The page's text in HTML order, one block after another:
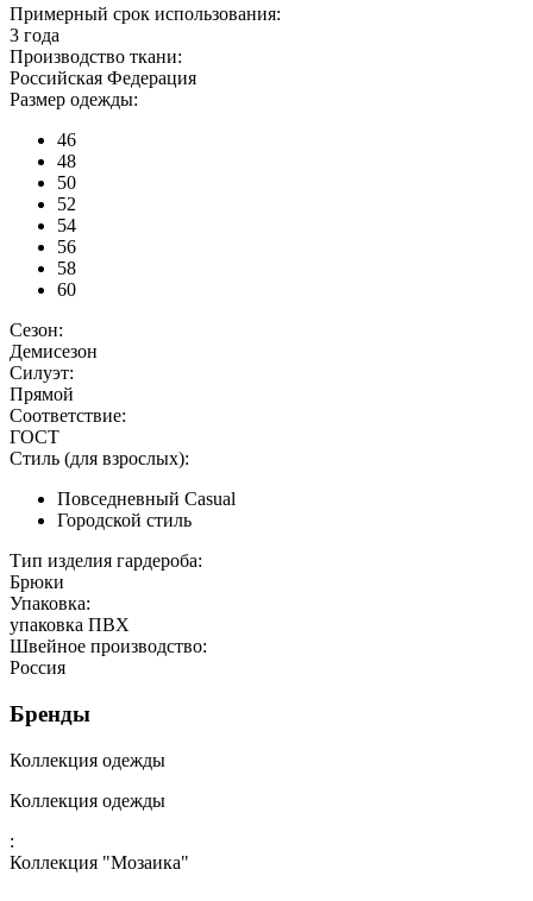
Примерный срок использования:
3 года
Производство ткани:
Российская Федерация
Размер одежды:
46
48
50
52
54
56
58
60
Сезон:
Демисезон
Силуэт:
Прямой
Соответствие:
ГОСТ
Стиль (для взрослых):
Повседневный Casual
Городской стиль
Тип изделия гардероба:
Брюки
Упаковка:
упаковка ПВХ
Швейное производство:
Россия
Бренды
Коллекция одежды
Коллекция одежды
:
Коллекция "Мозаика"